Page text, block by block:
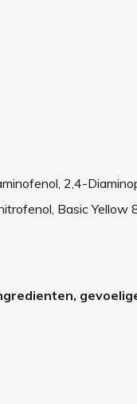
2,4-
Basic Yellow